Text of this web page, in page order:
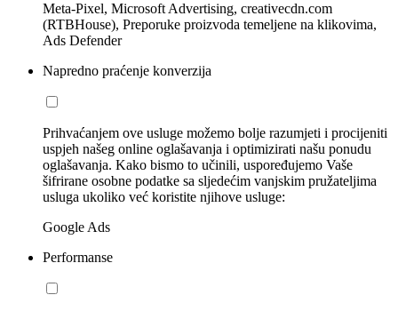
Meta-Pixel, Microsoft Advertising, creativecdn.com
(RTBHouse), Preporuke proizvoda temeljene na klikovima,
Ads Defender
Napredno praćenje konverzija
Prihvaćanjem ove usluge možemo bolje razumjeti i procijeniti
uspjeh našeg online oglašavanja i optimizirati našu ponudu
oglašavanja. Kako bismo to učinili, uspoređujemo Vaše
šifrirane osobne podatke sa sljedećim vanjskim pružateljima
usluga ukoliko već koristite njihove usluge:
Google Ads
Performanse